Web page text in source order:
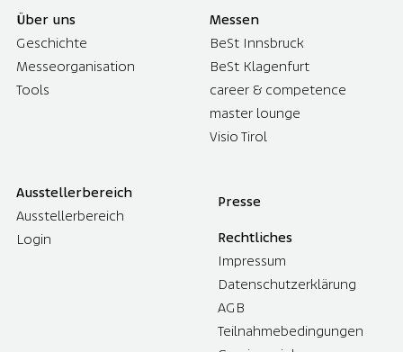
Über uns
Geschichte
Messeorganisation
Tools
Messen
BeSt Innsbruck
BeSt Klagenfurt
career & competence
master lounge
Visio Tirol
Ausstellerbereich
Ausstellerbereich
Login
Presse
Rechtliches
Impressum
Datenschutzerklärung
AGB
Teilnahmebedingungen